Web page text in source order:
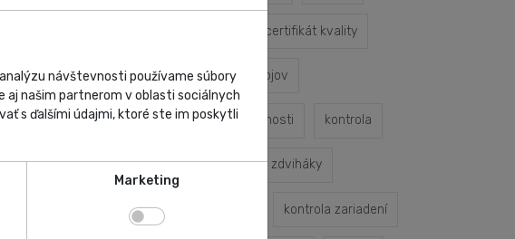
certifikát kvality
servis prístrojov
profil spoločnosti kontrola
kontrola zdviháky
kontrola zariadení
návštevnosti používame súbory
aj našim partnerom v oblasti sociálnych
s ďalšími údajmi, ktoré ste im poskytli
Marketing